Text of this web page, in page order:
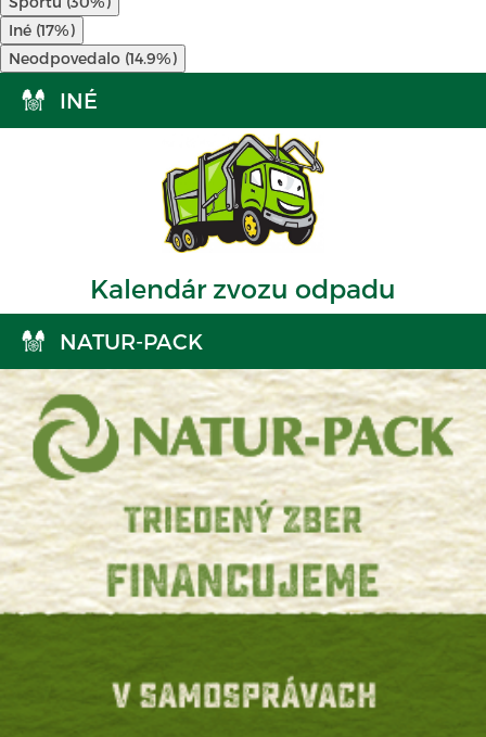
Iné (17%)
Neodpovedalo (14.9%)
INÉ
Kalendár zvozu odpadu
NATUR-PACK